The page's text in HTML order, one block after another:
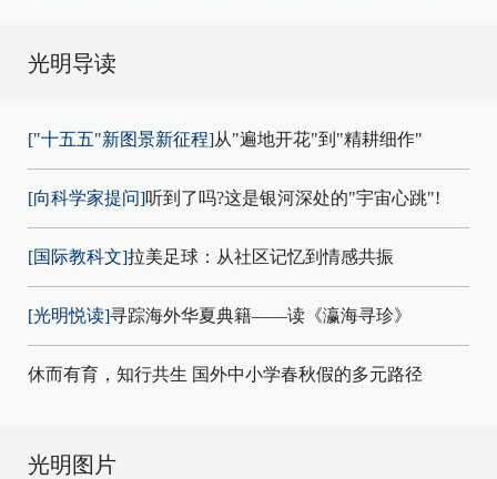
光明导读
["十五五"新图景新征程]从"遍地开花"到"精耕细作"
[向科学家提问]听到了吗?这是银河深处的"宇宙心跳"!
[国际教科文]拉美足球：从社区记忆到情感共振
[光明悦读]寻踪海外华夏典籍——读《瀛海寻珍》
休而有育，知行共生 国外中小学春秋假的多元路径
光明图片